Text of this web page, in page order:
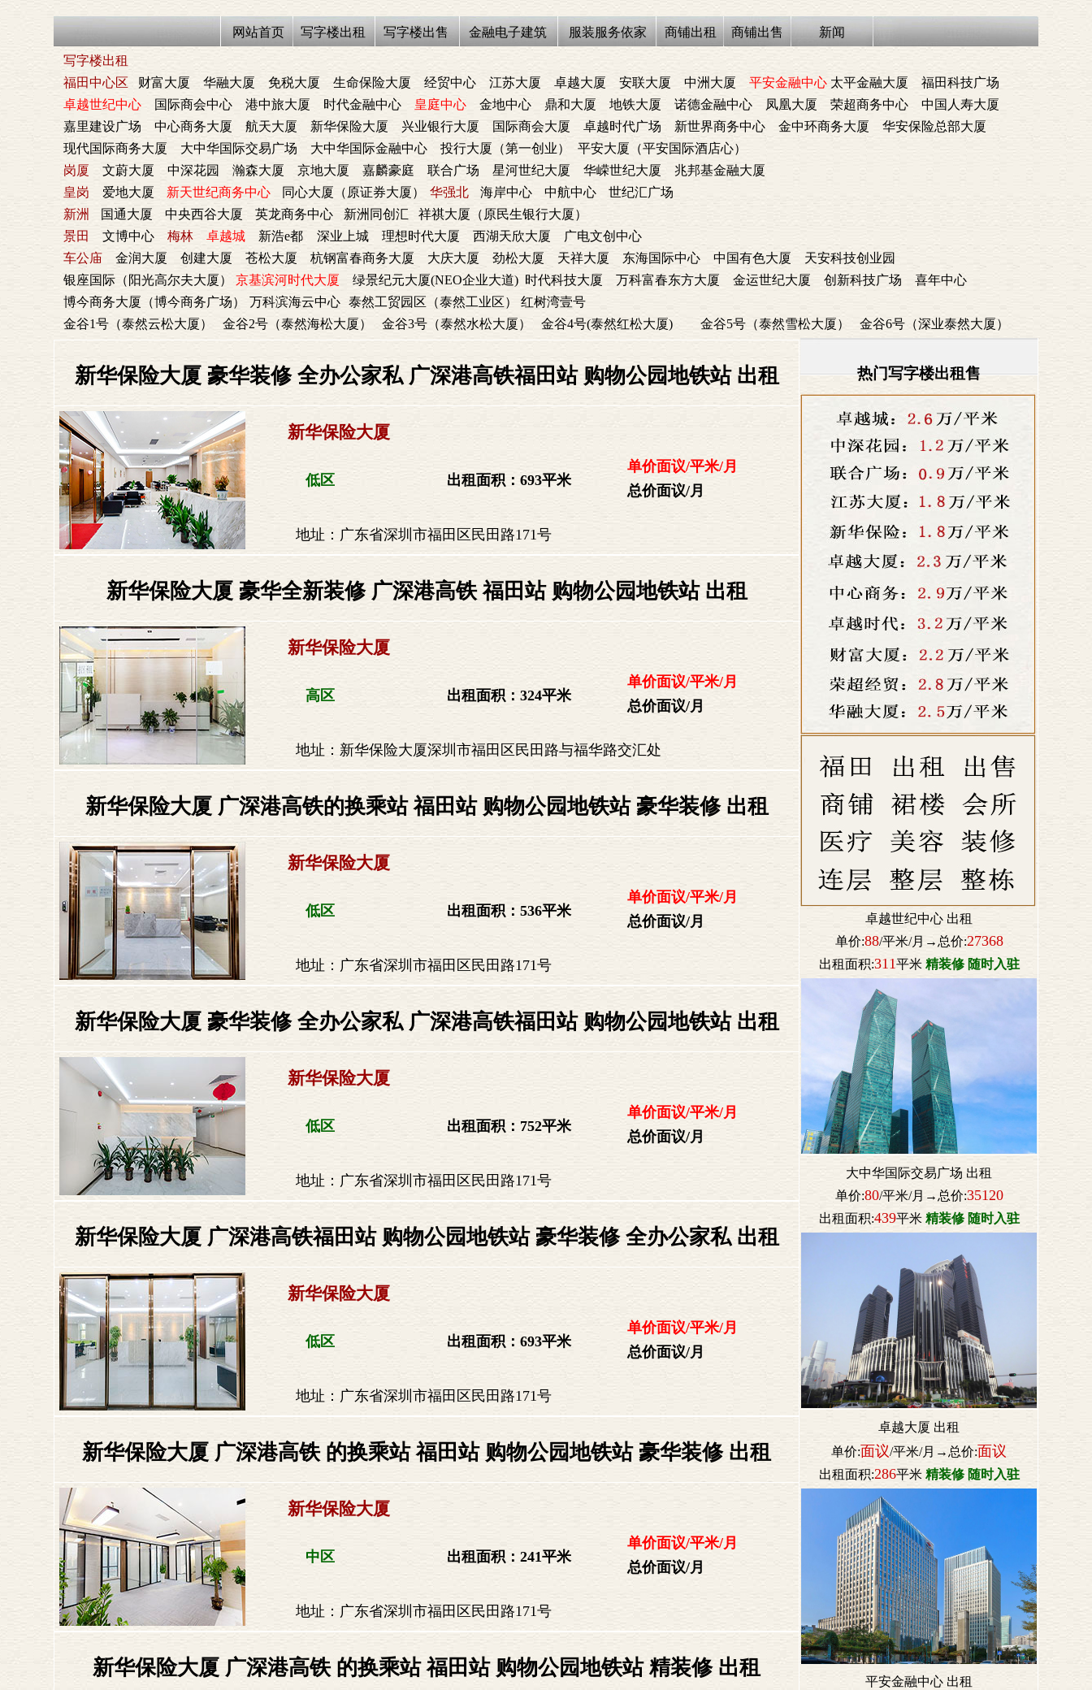
网站首页 写字楼出租 写字楼出售 金融电子建筑 服装服务依家 商铺出租 商铺出售 新闻
写字楼出租
福田中心区
财富大厦 华融大厦 免税大厦 生命保险大厦 经贸中心 江苏大厦 卓越大厦 安联大厦 中洲大厦 平安金融中心 太平金融大厦
福田科技广场
卓越世纪中心
国际商会中心 港中旅大厦 时代金融中心 皇庭中心 金地中心 鼎和大厦 地铁大厦 诺德金融中心 凤凰大厦 荣超商务中心
中国人寿大厦
嘉里建设广场
中心商务大厦 航天大厦 新华保险大厦 兴业银行大厦 国际商会大厦 卓越时代广场 新世界商务中心 金中环商务大厦
华安保险总部大厦
现代国际商务大厦
大中华国际交易广场 大中华国际金融中心 投行大厦（第一创业）
平安大厦（平安国际酒店心）
岗厦
文蔚大厦 中深花园 瀚森大厦 京地大厦 嘉麟豪庭 联合广场 星河世纪大厦 华嵘世纪大厦
兆邦基金融大厦
皇岗
爱地大厦 新天世纪商务中心 同心大厦（原证券大厦） 华强北 海岸中心 中航中心
世纪汇广场
新洲
国通大厦 中央西谷大厦 英龙商务中心 新洲同创汇
祥祺大厦（原民生银行大厦）
景田
文博中心 梅林 卓越城 新浩e都 深业上城 理想时代大厦 西湖天欣大厦
广电文创中心
车公庙
金润大厦 创建大厦 苍松大厦 杭钢富春商务大厦 大庆大厦 劲松大厦 天祥大厦 东海国际中心 中国有色大厦
天安科技创业园
银座国际（阳光高尔夫大厦）
京基滨河时代大厦 绿景纪元大厦(NEO企业大道) 时代科技大厦 万科富春东方大厦 金运世纪大厦 创新科技广场
喜年中心
博今商务大厦（博今商务广场）
万科滨海云中心 泰然工贸园区（泰然工业区）
红树湾壹号
金谷1号（泰然云松大厦）
金谷2号（泰然海松大厦） 金谷3号（泰然水松大厦） 金谷4号(泰然红松大厦) 金谷5号（泰然雪松大厦） 金谷6号（深业泰然大厦）
新华保险大厦 豪华装修 全办公家私 广深港高铁福田站 购物公园地铁站 出租
新华保险大厦
低区 出租面积：693平米
单价面议/平米/月
总价面议/月
地址：广东省深圳市福田区民田路171号
新华保险大厦 豪华全新装修 广深港高铁 福田站 购物公园地铁站 出租
新华保险大厦
高区 出租面积：324平米
单价面议/平米/月
总价面议/月
地址：新华保险大厦深圳市福田区民田路与福华路交汇处
新华保险大厦 广深港高铁的换乘站 福田站 购物公园地铁站 豪华装修 出租
新华保险大厦
低区 出租面积：536平米
单价面议/平米/月
总价面议/月
地址：广东省深圳市福田区民田路171号
新华保险大厦 豪华装修 全办公家私 广深港高铁福田站 购物公园地铁站 出租
新华保险大厦
低区 出租面积：752平米
单价面议/平米/月
总价面议/月
地址：广东省深圳市福田区民田路171号
新华保险大厦 广深港高铁福田站 购物公园地铁站 豪华装修 全办公家私 出租
新华保险大厦
低区 出租面积：693平米
单价面议/平米/月
总价面议/月
地址：广东省深圳市福田区民田路171号
新华保险大厦 广深港高铁 的换乘站 福田站 购物公园地铁站 豪华装修 出租
新华保险大厦
中区 出租面积：241平米
单价面议/平米/月
总价面议/月
地址：广东省深圳市福田区民田路171号
新华保险大厦 广深港高铁 的换乘站 福田站 购物公园地铁站 精装修 出租
热门写字楼出租售
卓越世纪中心 出租
单价:88/平米/月→总价:27368
出租面积:311平米 精装修 随时入驻
大中华国际交易广场 出租
单价:80/平米/月→总价:35120
出租面积:439平米 精装修 随时入驻
卓越大厦 出租
单价:面议/平米/月→总价:面议
出租面积:286平米 精装修 随时入驻
平安金融中心 出租